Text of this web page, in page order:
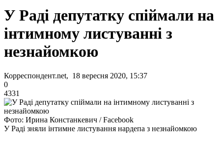
У Раді депутатку спіймали на
інтимному листуванні з
незнайомкою
Корреспондент.net, 18 вересня 2020, 15:37
0
4331
Фото: Ирина Констанкевич / Facebook
У Раді зняли інтимне листування нардепа з незнайомкою